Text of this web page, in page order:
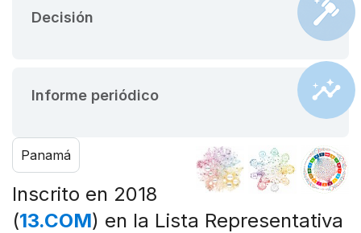
Decisión
Informe periódico
Panamá
Inscrito en 2018
(13.COM) en la Lista Representativa